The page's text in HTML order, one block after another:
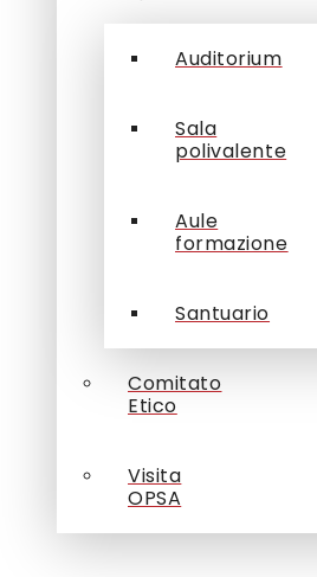
Auditorium
Sala
polivalente
Aule
formazione
Santuario
Comitato
Etico
Visita
OPSA